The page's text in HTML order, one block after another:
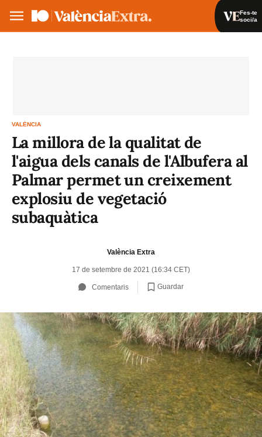
Fes-te
soci/a
VALÈNCIA
La millora de la qualitat de
l'aigua dels canals de l'Albufera al
Palmar permet un creixement
explosiu de vegetació
subaquàtica
València Extra
17 de setembre de 2021 (16:34 CET)
Comentaris Guardar